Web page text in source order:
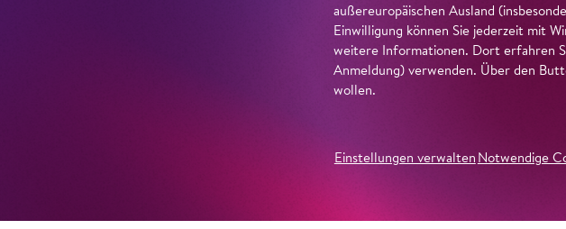
außereuropäischen Ausland
Einwilligung können Sie jederzeit mit
weitere Informationen. Dort erfahren
Anmeldung) verwenden. Über den
wollen.
Einstellungen verwalten Notwendige